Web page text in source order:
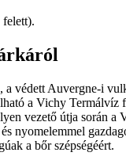
felett).
a védett Auvergne-i
a Vichy Termálvíz
vezető útja során a
nyomelemmel
a bőr szépségéért.